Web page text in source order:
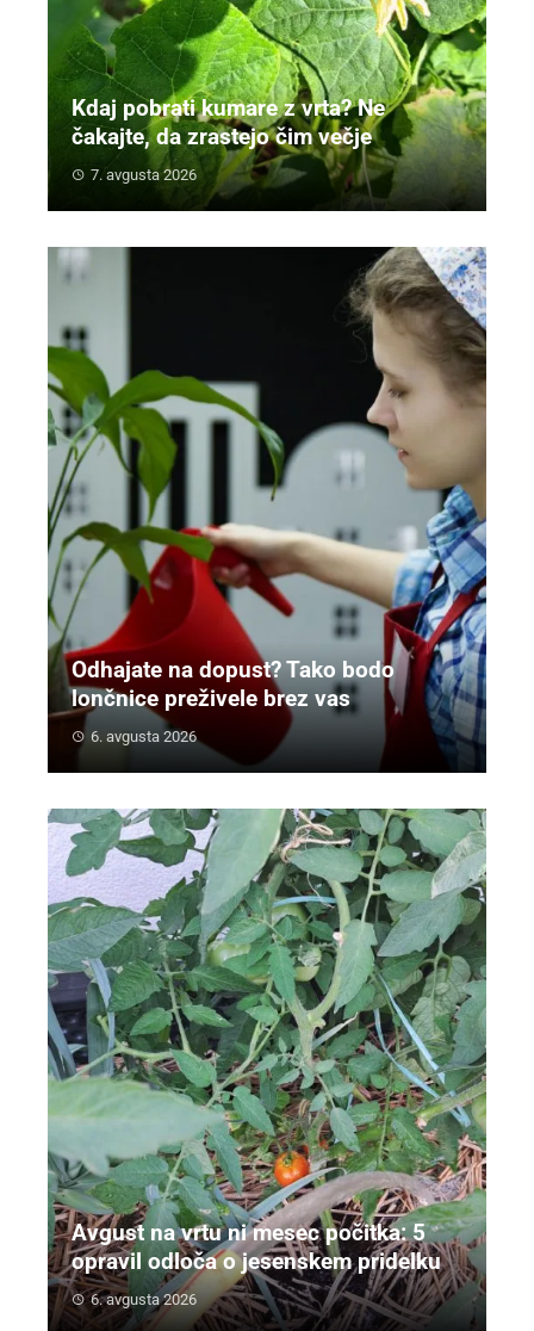
Kdaj pobrati kumare z vrta? Ne
čakajte, da zrastejo čim večje
7. avgusta 2026
Odhajate na dopust? Tako bodo
lončnice preživele brez vas
6. avgusta 2026
Avgust na vrtu ni mesec počitka: 5
opravil odloča o jesenskem pridelku
6. avgusta 2026